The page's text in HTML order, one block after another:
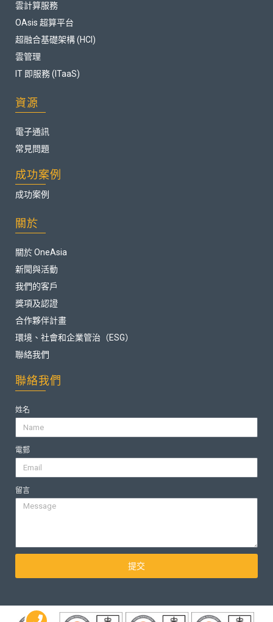
雲計算服務
OAsis 超算平台
超融合基礎架構 (HCI)
雲管理
IT 即服務 (ITaaS)
資源
電子通訊
常見問題
成功案例
成功案例
關於
關於 OneAsia
新聞與活動
我們的客戶
獎項及認證
合作夥伴計畫
環境、社會和企業管治（ESG）
聯絡我們
聯絡我們
姓名
電郵
留言
提交